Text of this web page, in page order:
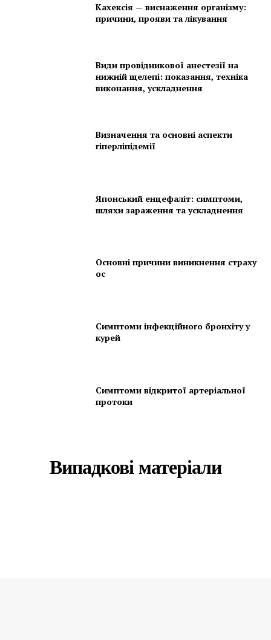
Кахексія — виснаження організму:
причини, прояви та лікування
Види провідникової анестезії на
нижній щелепі: показання, техніка
виконання, ускладнення
Визначення та основні аспекти
гіперліпідемії
Японський енцефаліт: симптоми,
шляхи зараження та ускладнення
Основні причини виникнення страху
ос
Симптоми інфекційного бронхіту у
курей
Симптоми відкритої артеріальної
протоки
Випадкові матеріали